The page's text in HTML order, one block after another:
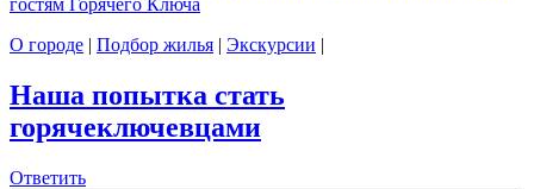
О городе | Подбор жилья | Экскурсии |
Наша попытка стать
горячеключевцами
Ответить